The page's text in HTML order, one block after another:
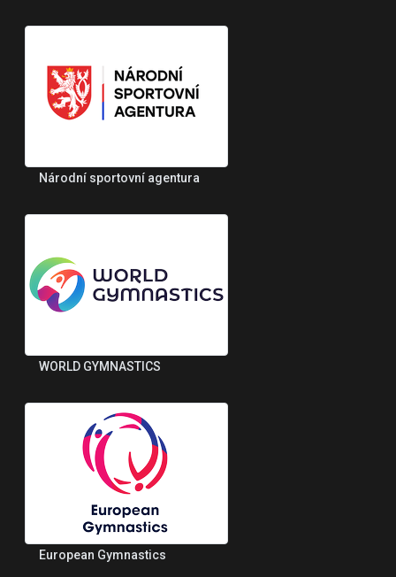
Národní sportovní agentura
WORLD GYMNASTICS
European Gymnastics